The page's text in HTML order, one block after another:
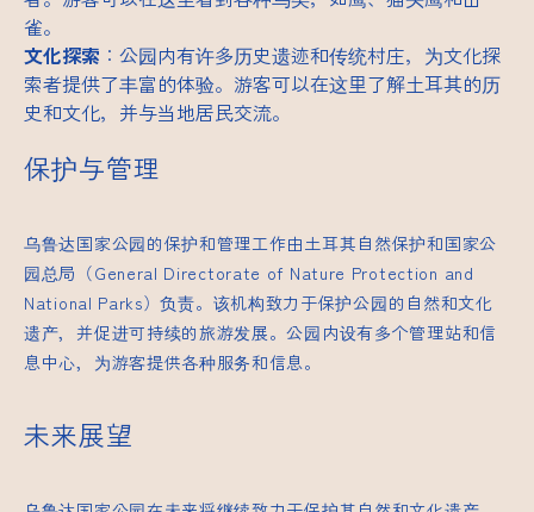
雀。
文化探索 ：公园内有许多历史遗迹和传统村庄，为文化探
索者提供了丰富的体验。游客可以在这里了解土耳其的历
史和文化，并与当地居民交流。
保护与管理
乌鲁达国家公园的保护和管理工作由土耳其自然保护和国家公
园总局（General Directorate of Nature Protection and
National Parks）负责。该机构致力于保护公园的自然和文化
遗产，并促进可持续的旅游发展。公园内设有多个管理站和信
息中心，为游客提供各种服务和信息。
未来展望